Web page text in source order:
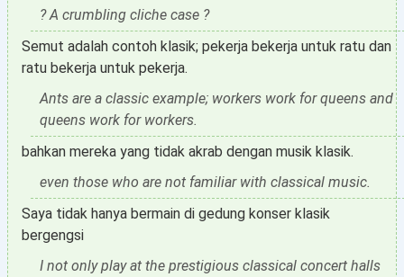
? A crumbling cliche case ?
Semut adalah contoh klasik; pekerja bekerja untuk ratu dan
ratu bekerja untuk pekerja.
Ants are a classic example; workers work for queens and
queens work for workers.
bahkan mereka yang tidak akrab dengan musik klasik.
even those who are not familiar with classical music.
Saya tidak hanya bermain di gedung konser klasik
bergengsi
I not only play at the prestigious classical concert halls